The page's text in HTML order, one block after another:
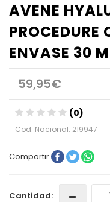
AVENE
PROCEDURE
ENVASE 30
59,95€
(0)
Cod. Nacional: 219947
Compartir
Cantidad: